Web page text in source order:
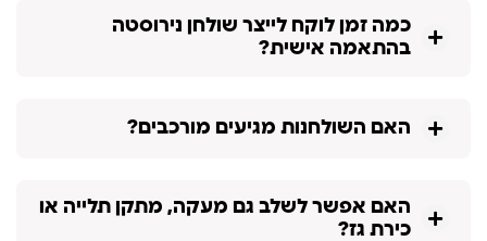
כמה זמן לוקח לייצר שולחן נירוסטה
בהתאמה אישית?
האם השולחנות מגיעים מורכבים?
האם אפשר לשלב גם מעקה, מתקן תלייה או
כירת גז?